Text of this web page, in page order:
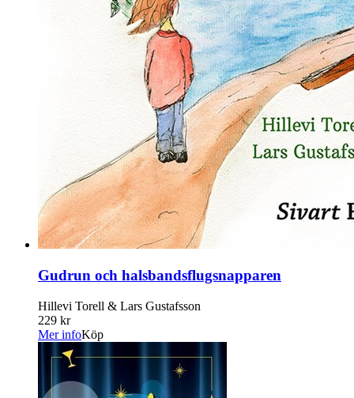
Gudrun och halsbandsflugsnapparen
Hillevi Torell & Lars Gustafsson
229 kr
Mer infoKöp